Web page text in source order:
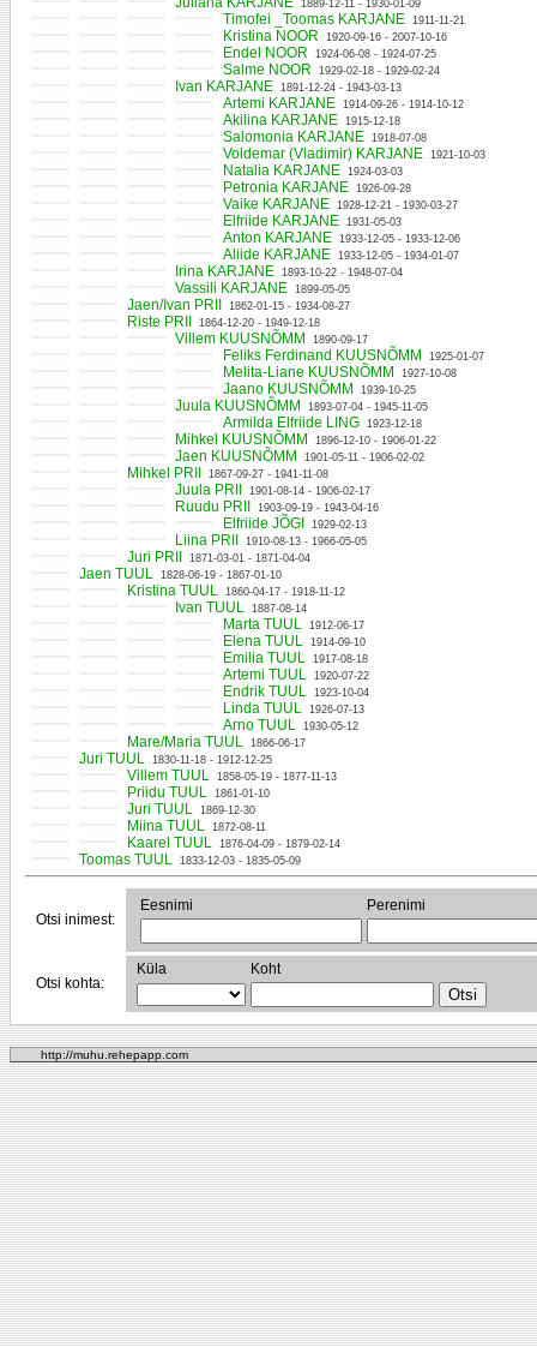
1889-12-11 - 1930-01-09
Timofei _Toomas KARJANE 1911-11-21
Kristina NOOR 1920-09-16 - 2007-10-16
Endel NOOR 1924-06-08 - 1924-07-25
Salme NOOR 1929-02-18 - 1929-02-24
Ivan KARJANE 1891-12-24 - 1943-03-13
Artemi KARJANE 1914-09-26 - 1914-10-12
Akilina KARJANE 1915-12-18
Salomonia KARJANE 1918-07-08
Voldemar (Vladimir) KARJANE 1921-10-03
Natalia KARJANE 1924-03-03
Petronia KARJANE 1926-09-28
Vaike KARJANE 1928-12-21 - 1930-03-27
Elfriide KARJANE 1931-05-03
Anton KARJANE 1933-12-05 - 1933-12-06
Aliide KARJANE 1933-12-05 - 1934-01-07
Irina KARJANE 1893-10-22 - 1948-07-04
Vassili KARJANE 1899-05-05
Jaen/Ivan PRII 1862-01-15 - 1934-08-27
Riste PRII 1864-12-20 - 1949-12-18
Villem KUUSNÕMM 1890-09-17
Feliks Ferdinand KUUSNÕMM 1925-01-07
Melita-Liane KUUSNÕMM 1927-10-08
Jaano KUUSNÕMM 1939-10-25
Juula KUUSNÕMM 1893-07-04 - 1945-11-05
Armilda Elfriide LING 1923-12-18
Mihkel KUUSNÕMM 1896-12-10 - 1906-01-22
Jaen KUUSNÕMM 1901-05-11 - 1906-02-02
Mihkel PRII 1867-09-27 - 1941-11-08
Juula PRII 1901-08-14 - 1906-02-17
Ruudu PRII 1903-09-19 - 1943-04-16
Elfriide JÕGI 1929-02-13
Liina PRII 1910-08-13 - 1966-05-05
Juri PRII 1871-03-01 - 1871-04-04
Jaen TUUL 1828-06-19 - 1867-01-10
Kristina TUUL 1860-04-17 - 1918-11-12
Ivan TUUL 1887-08-14
Marta TUUL 1912-06-17
Elena TUUL 1914-09-10
Emilia TUUL 1917-08-18
Artemi TUUL 1920-07-22
Endrik TUUL 1923-10-04
Linda TUUL 1926-07-13
Arno TUUL 1930-05-12
Mare/Maria TUUL 1866-06-17
Juri TUUL 1830-11-18 - 1912-12-25
Villem TUUL 1858-05-19 - 1877-11-13
Priidu TUUL 1861-01-10
Juri TUUL 1869-12-30
Miina TUUL 1872-08-11
Kaarel TUUL 1876-04-09 - 1879-02-14
Toomas TUUL 1833-12-03 - 1835-05-09
Otsi inimest:
Eesnimi Perenimi
Otsi kohta:
Küla Koht
http://muhu.rehepapp.com